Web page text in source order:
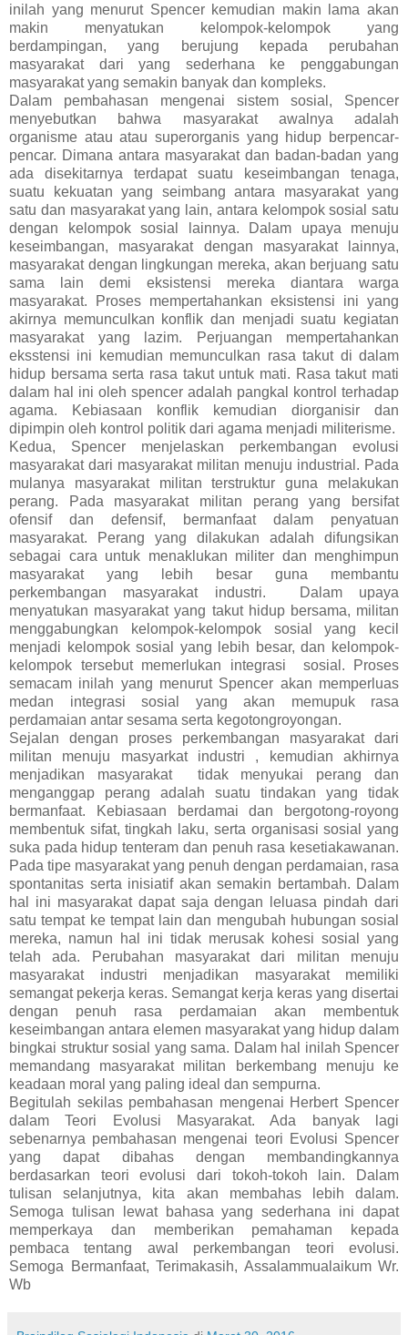
inilah yang menurut Spencer kemudian makin lama akan
makin menyatukan kelompok-kelompok yang
berdampingan, yang berujung kepada perubahan
masyarakat dari yang sederhana ke penggabungan
masyarakat yang semakin banyak dan kompleks.
Dalam pembahasan mengenai sistem sosial, Spencer
menyebutkan bahwa masyarakat awalnya adalah
organisme atau atau superorganis yang hidup berpencar-
pencar. Dimana antara masyarakat dan badan-badan yang
ada disekitarnya terdapat suatu keseimbangan tenaga,
suatu kekuatan yang seimbang antara masyarakat yang
satu dan masyarakat yang lain, antara kelompok sosial satu
dengan kelompok sosial lainnya. Dalam upaya menuju
keseimbangan, masyarakat dengan masyarakat lainnya,
masyarakat dengan lingkungan mereka, akan berjuang satu
sama lain demi eksistensi mereka diantara warga
masyarakat. Proses mempertahankan eksistensi ini yang
akirnya memunculkan konflik dan menjadi suatu kegiatan
masyarakat yang lazim. Perjuangan mempertahankan
eksstensi ini kemudian memunculkan rasa takut di dalam
hidup bersama serta rasa takut untuk mati. Rasa takut mati
dalam hal ini oleh spencer adalah pangkal kontrol terhadap
agama. Kebiasaan konflik kemudian diorganisir dan
dipimpin oleh kontrol politik dari agama menjadi militerisme.
Kedua, Spencer menjelaskan perkembangan evolusi
masyarakat dari masyarakat militan menuju industrial. Pada
mulanya masyarakat militan terstruktur guna melakukan
perang. Pada masyarakat militan perang yang bersifat
ofensif dan defensif, bermanfaat dalam penyatuan
masyarakat. Perang yang dilakukan adalah difungsikan
sebagai cara untuk menaklukan militer dan menghimpun
masyarakat yang lebih besar guna membantu
perkembangan masyarakat industri. Dalam upaya
menyatukan masyarakat yang takut hidup bersama, militan
menggabungkan kelompok-kelompok sosial yang kecil
menjadi kelompok sosial yang lebih besar, dan kelompok-
kelompok tersebut memerlukan integrasi sosial. Proses
semacam inilah yang menurut Spencer akan memperluas
medan integrasi sosial yang akan memupuk rasa
perdamaian antar sesama serta kegotongroyongan.
Sejalan dengan proses perkembangan masyarakat dari
militan menuju masyarkat industri , kemudian akhirnya
menjadikan masyarakat tidak menyukai perang dan
menganggap perang adalah suatu tindakan yang tidak
bermanfaat. Kebiasaan berdamai dan bergotong-royong
membentuk sifat, tingkah laku, serta organisasi sosial yang
suka pada hidup tenteram dan penuh rasa kesetiakawanan.
Pada tipe masyarakat yang penuh dengan perdamaian, rasa
spontanitas serta inisiatif akan semakin bertambah. Dalam
hal ini masyarakat dapat saja dengan leluasa pindah dari
satu tempat ke tempat lain dan mengubah hubungan sosial
mereka, namun hal ini tidak merusak kohesi sosial yang
telah ada. Perubahan masyarakat dari militan menuju
masyarakat industri menjadikan masyarakat memiliki
semangat pekerja keras. Semangat kerja keras yang disertai
dengan penuh rasa perdamaian akan membentuk
keseimbangan antara elemen masyarakat yang hidup dalam
bingkai struktur sosial yang sama. Dalam hal inilah Spencer
memandang masyarakat militan berkembang menuju ke
keadaan moral yang paling ideal dan sempurna.
Begitulah sekilas pembahasan mengenai Herbert Spencer
dalam Teori Evolusi Masyarakat. Ada banyak lagi
sebenarnya pembahasan mengenai teori Evolusi Spencer
yang dapat dibahas dengan membandingkannya
berdasarkan teori evolusi dari tokoh-tokoh lain. Dalam
tulisan selanjutnya, kita akan membahas lebih dalam.
Semoga tulisan lewat bahasa yang sederhana ini dapat
memperkaya dan memberikan pemahaman kepada
pembaca tentang awal perkembangan teori evolusi.
Semoga Bermanfaat, Terimakasih, Assalammualaikum Wr.
Wb